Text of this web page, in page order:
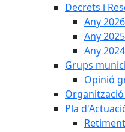
Decrets i
Any 2026
Any 2025
Any 2024
Grups
Opinió
Pla